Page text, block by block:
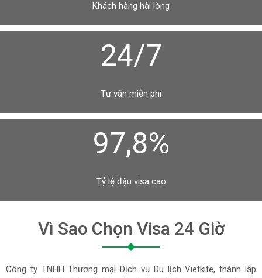
Khách hàng hài lòng
24/7
Tư vấn miễn phí
97,8%
Tỷ lệ đậu visa cao
Vì Sao Chọn Visa 24 Giờ
Công ty TNHH Thương mại Dịch vụ Du lịch Vietkite, thành lập